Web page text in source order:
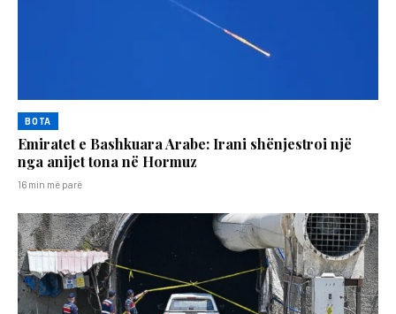
BOTA
Emiratet e Bashkuara Arabe: Irani shënjestroi një
nga anijet tona në Hormuz
16 min më parë